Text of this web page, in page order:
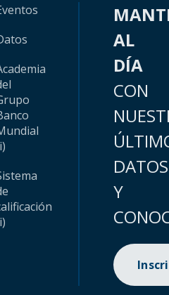
AL
DÍA
CON
DATOS
Y